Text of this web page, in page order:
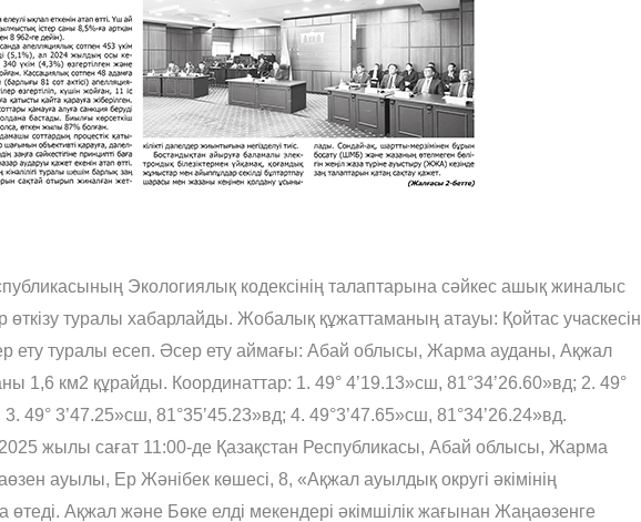
Экологиялық кодексінің талаптарына сәйкес ашық жиналыс
өткізу туралы хабарлайды. Жобалық құжаттаманың атауы: Қойтас учаскесін
ету туралы есеп. Әсер ету аймағы: Абай облысы, Жарма ауданы, Ақжал
1,6 км2 құрайды. Координаттар: 1. 49° 4’19.13»сш, 81°34’26.60»вд; 2. 49°
49° 3’47.25»сш, 81°35’45.23»вд; 4. 49°3’47.65»сш, 81°34’26.24»вд.
жылы сағат 11:00-де Қазақстан Республикасы, Абай облысы, Жарма
ауылы, Ер Жәнібек көшесі, 8, «Ақжал ауылдық округі әкімінің
Ақжал және Бөке елді мекендері әкімшілік жағынан Жаңаөзенге